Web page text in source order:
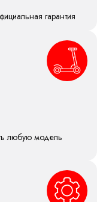
гарантия
любую модель